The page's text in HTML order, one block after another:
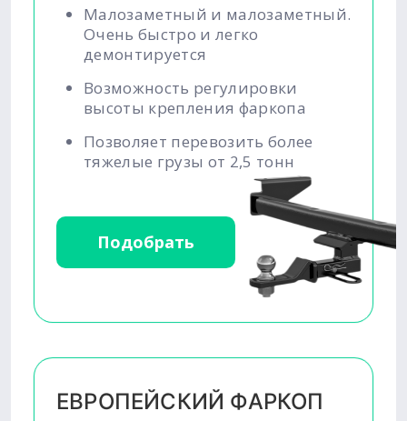
Малозаметный и малозаметный.
Очень быстро и легко
демонтируется
Возможность регулировки
высоты крепления фаркопа
Позволяет перевозить более
тяжелые грузы от 2,5 тонн
Подобрать
ЕВРОПЕЙСКИЙ ФАРКОП